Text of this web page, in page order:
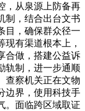
，从泉源上防备再
制，结合出台文书
目，确保群众径一
现有渠道根本上，
合做，搭建公益诉
轨制，进一步通顺
查察机关正在文物
边界，使用科技手
。面临跨区域取证